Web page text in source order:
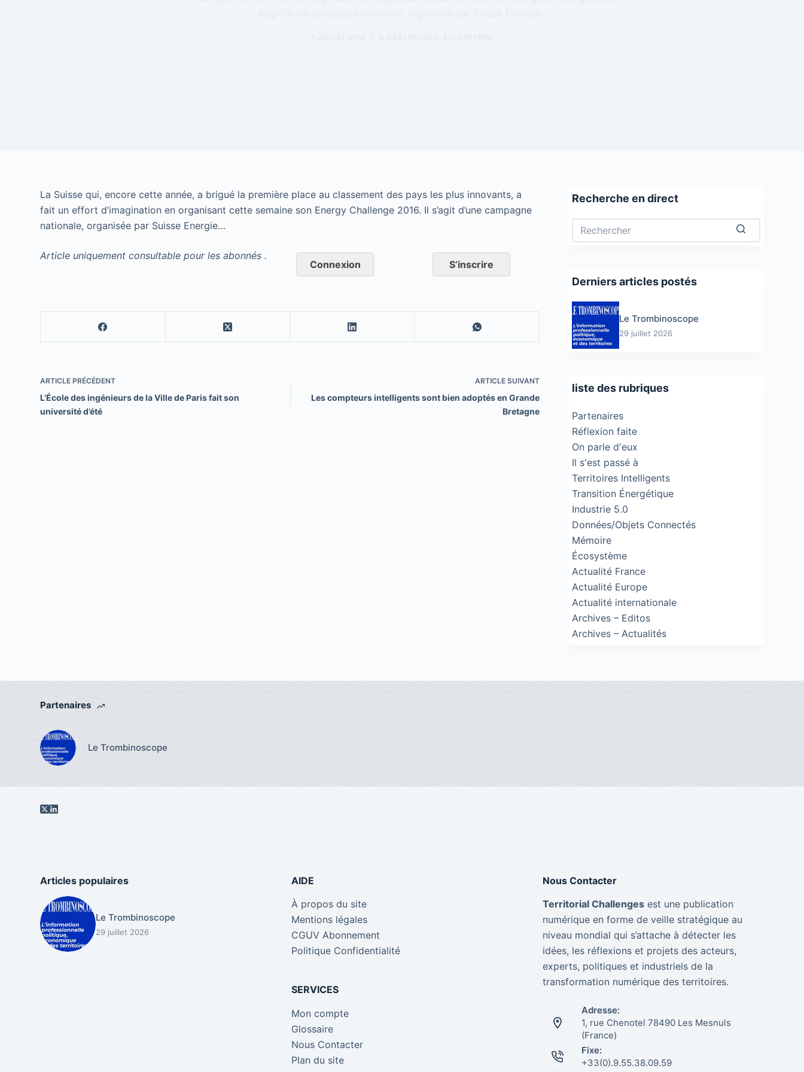
La Suisse qui, encore cette année, a brigué la première place au classement des pays les plus innovants, a
fait un effort d’imagination en organisant cette semaine son Energy Challenge 2016. Il s’agit d’une campagne
nationale, organisée par Suisse Energie…
Article uniquement consultable pour les abonnés .
Connexion S’inscrire
ARTICLE PRÉCÉDENT
L’École des ingénieurs de la Ville de Paris fait son
université d’été
ARTICLESUIVANT
Les compteurs intelligents sont bien adoptés en Grande
Bretagne
Recherche en direct
Derniers articles postés
Le Trombinoscope
29 juillet 2026
liste des rubriques
Partenaires
Réflexion faite
On parle d'eux
Il s'est passé à
Territoires Intelligents
Transition Énergétique
Industrie 5.0
Données/Objets Connectés
Mémoire
Écosystème
Actualité France
Actualité Europe
Actualité internationale
Archives – Editos
Archives – Actualités
Partenaires
Le Trombinoscope
Articles populaires
Le Trombinoscope
29 juillet 2026
AIDE
À propos du site
Mentions légales
CGUV Abonnement
Politique Confidentialité
SERVICES
Mon compte
Glossaire
Nous Contacter
Plan du site
Nous Contacter
Territorial Challengesest une publication
numérique en forme de veille stratégique au
niveau mondial qui s’attache à détecter les
idées, les réflexions et projets des acteurs,
experts, politiques et industriels de la
transformation numérique des territoires.
Adresse:
1, rue Chenotel 78490 Les Mesnuls
(France)
Fixe:
+33(0).9.55.38.09.59